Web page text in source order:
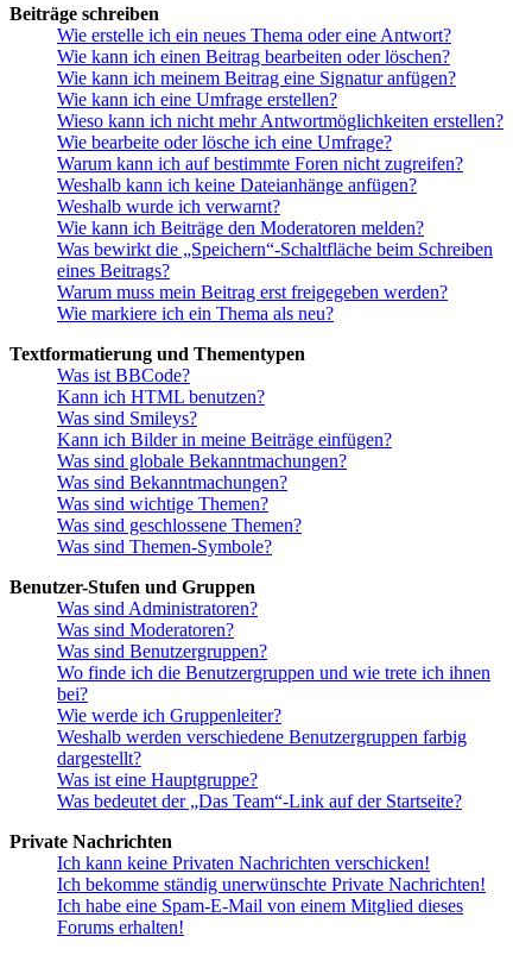
Beiträge schreiben
Wie erstelle ich ein neues Thema oder eine Antwort?
Wie kann ich einen Beitrag bearbeiten oder löschen?
Wie kann ich meinem Beitrag eine Signatur anfügen?
Wie kann ich eine Umfrage erstellen?
Wieso kann ich nicht mehr Antwortmöglichkeiten erstellen?
Wie bearbeite oder lösche ich eine Umfrage?
Warum kann ich auf bestimmte Foren nicht zugreifen?
Weshalb kann ich keine Dateianhänge anfügen?
Weshalb wurde ich verwarnt?
Wie kann ich Beiträge den Moderatoren melden?
Was bewirkt die „Speichern“-Schaltfläche beim Schreiben
eines Beitrags?
Warum muss mein Beitrag erst freigegeben werden?
Wie markiere ich ein Thema als neu?
Textformatierung und Thementypen
Was ist BBCode?
Kann ich HTML benutzen?
Was sind Smileys?
Kann ich Bilder in meine Beiträge einfügen?
Was sind globale Bekanntmachungen?
Was sind Bekanntmachungen?
Was sind wichtige Themen?
Was sind geschlossene Themen?
Was sind Themen-Symbole?
Benutzer-Stufen und Gruppen
Was sind Administratoren?
Was sind Moderatoren?
Was sind Benutzergruppen?
Wo finde ich die Benutzergruppen und wie trete ich ihnen
bei?
Wie werde ich Gruppenleiter?
Weshalb werden verschiedene Benutzergruppen farbig
dargestellt?
Was ist eine Hauptgruppe?
Was bedeutet der „Das Team“-Link auf der Startseite?
Private Nachrichten
Ich kann keine Privaten Nachrichten verschicken!
Ich bekomme ständig unerwünschte Private Nachrichten!
Ich habe eine Spam-E-Mail von einem Mitglied dieses
Forums erhalten!